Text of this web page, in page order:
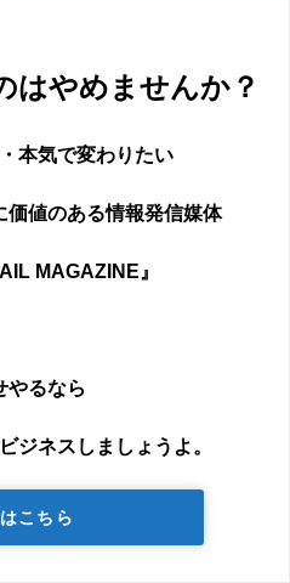
はやめませんか？
本気で変わりたい
価値のある情報発信媒体
MAGAZINE』
やるなら
ジネスしましょうよ。
こちら